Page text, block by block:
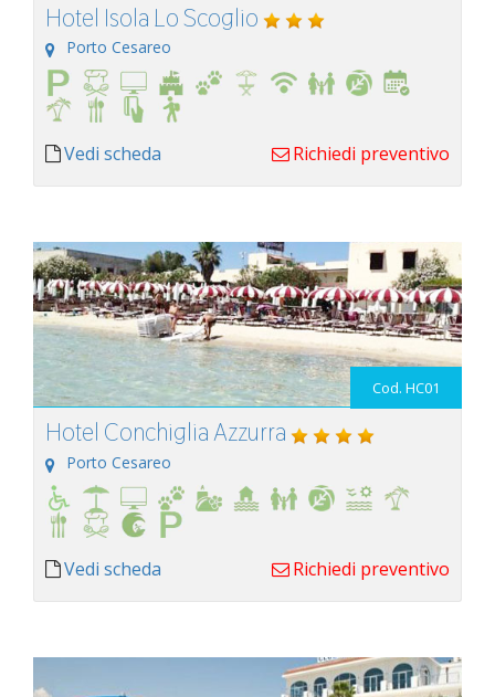
Hotel Isola Lo Scoglio
Porto Cesareo
Vedi scheda Richiedi preventivo
Cod. HC01
Hotel Conchiglia Azzurra
Porto Cesareo
Vedi scheda Richiedi preventivo